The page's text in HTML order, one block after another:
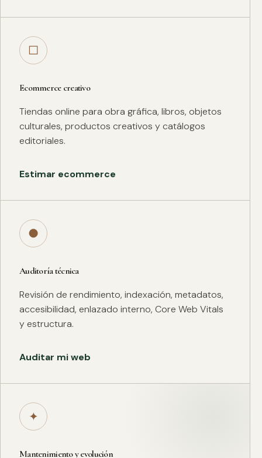
□
Ecommerce creativo
Tiendas online para obra gráfica, libros, objetos
culturales, productos creativos y catálogos
editoriales.
Estimar ecommerce
●
Auditoría técnica
Revisión de rendimiento, indexación, metadatos,
accesibilidad, enlazado interno, Core Web Vitals
y estructura.
Auditar mi web
✦
Mantenimiento y evolución